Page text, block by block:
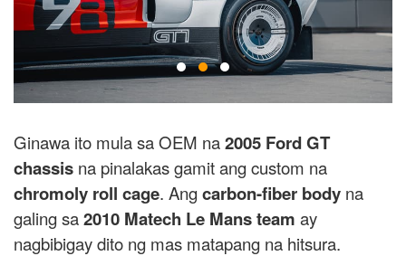
Ginawa ito mula sa OEM na2005 Ford GT
chassis na pinalakas gamit ang custom na
chromoly roll cage. Angcarbon-fiber body na
galing sa2010 Matech Le Mans team ay
nagbibigay dito ng mas matapang na hitsura.